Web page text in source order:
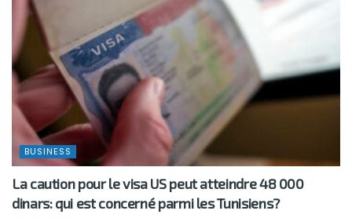
BUSINESS
La caution pour le visa US peut atteindre 48 000
dinars: qui est concerné parmi les Tunisiens?